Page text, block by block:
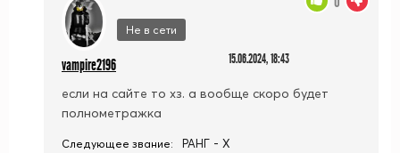
Не в сети
vampire2196 15.06.2024, 18:43
если на сайте то хз. а вообще скоро будет
полнометражка
Следующее звание: РАНГ - X